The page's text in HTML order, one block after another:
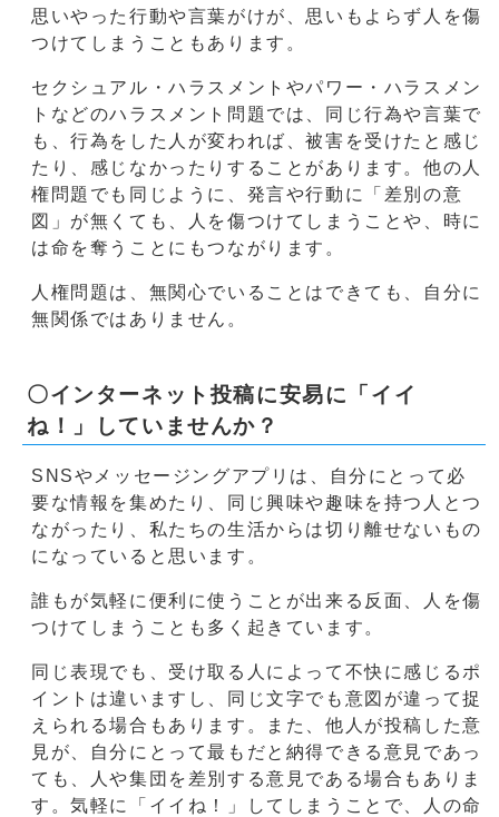
思いやった行動や言葉がけが、思いもよらず人を傷
つけてしまうこともあります。
セクシュアル・ハラスメントやパワー・ハラスメン
トなどのハラスメント問題では、同じ行為や言葉で
も、行為をした人が変われば、被害を受けたと感じ
たり、感じなかったりすることがあります。他の人
権問題でも同じように、発言や行動に「差別の意
図」が無くても、人を傷つけてしまうことや、時に
は命を奪うことにもつながります。
人権問題は、無関心でいることはできても、自分に
無関係ではありません。
〇インターネット投稿に安易に「イイ
ね！」していませんか？
SNSやメッセージングアプリは、自分にとって必
要な情報を集めたり、同じ興味や趣味を持つ人とつ
ながったり、私たちの生活からは切り離せないもの
になっていると思います。
誰もが気軽に便利に使うことが出来る反面、人を傷
つけてしまうことも多く起きています。
同じ表現でも、受け取る人によって不快に感じるポ
イントは違いますし、同じ文字でも意図が違って捉
えられる場合もあります。また、他人が投稿した意
見が、自分にとって最もだと納得できる意見であっ
ても、人や集団を差別する意見である場合もありま
す。気軽に「イイね！」してしまうことで、人の命